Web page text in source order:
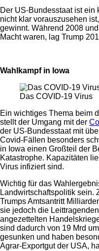
Der US-Bundesstaat ist
nicht klar vorauszusehen
gewinnt. Während 2008
Macht waren, lag Trump
Wahlkampf in Iowa
Das COVID-19 Virus
Ein wichtiges Thema beim
stellt der Umgang mit der
der US-Bundesstaat mit
Covid-Fällen besonders
in Iowa einen Großteil der
Katastrophe. Kapazitäten
Virus infiziert sind.
Wichtig für das
Landwirtschaftspolitik sein.
Trumps Amtsantritt
sie jedoch die
angezettelten
sind dadurch von 19 Mrd
gesunken und haben
Agrar-Exportgut der USA,